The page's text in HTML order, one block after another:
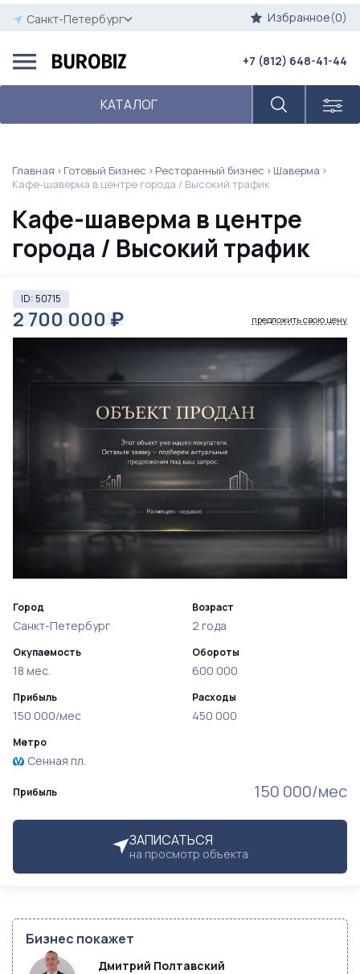
Санкт-Петербург Избранное(0)
КАТАЛОГ
+7 (812) 648-41-44
Главная Готовый Бизнес Ресторанный бизнес
Шаверма
Кафе-шаверма в центре города / Высокий трафик
Кафе-шаверма в центре
города / Высокий трафик
ID: 50715
2 700 000 ₽ предложить свою цену
Прибыль 150 000/мес
ЗАПИСАТЬСЯ
на просмотр объекта
Город
Санкт-Петербург
Окупаемость
18 мес.
Прибыль
150 000/мес
Возраст
2 года
Обороты
600 000
Расходы
450 000
Метро
Сенная пл.
Бизнес покажет
Дмитрий Полтавский